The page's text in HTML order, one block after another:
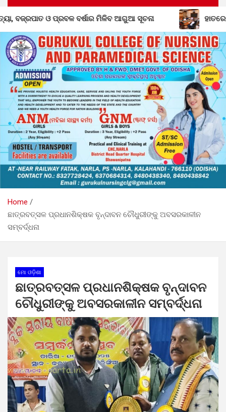
ବର୍ଷାର ମିଳିବ ଆଗୁଆ ସୂଚନା ହାତରେ ତ୍ରିରଙ୍ଗା, ମନରେ
Home
ଛାତ୍ରବତ୍ସଳ ପ୍ରଧାନଶିକ୍ଷକ ବୃନ୍ଦାବନ ଚୌଧୁରୀଙ୍କୁ ଅବସରକାଳୀନ
ସମ୍ବର୍ଦ୍ଧନା
ମୋ ଓଡ଼ିଶା
ଛାତ୍ରବତ୍ସଳ ପ୍ରଧାନଶିକ୍ଷକ ବୃନ୍ଦାବନ
ଚୌଧୁରୀଙ୍କୁ ଅବସରକାଳୀନ ସମ୍ବର୍ଦ୍ଧନା